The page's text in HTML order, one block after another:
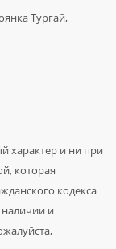
Тургай,
характер и ни при
которая
кодекса
и